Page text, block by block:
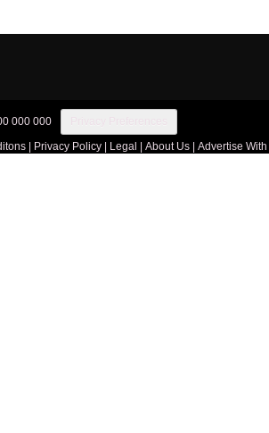
000 000
| Privacy Policy| Legal About Us| Advertise